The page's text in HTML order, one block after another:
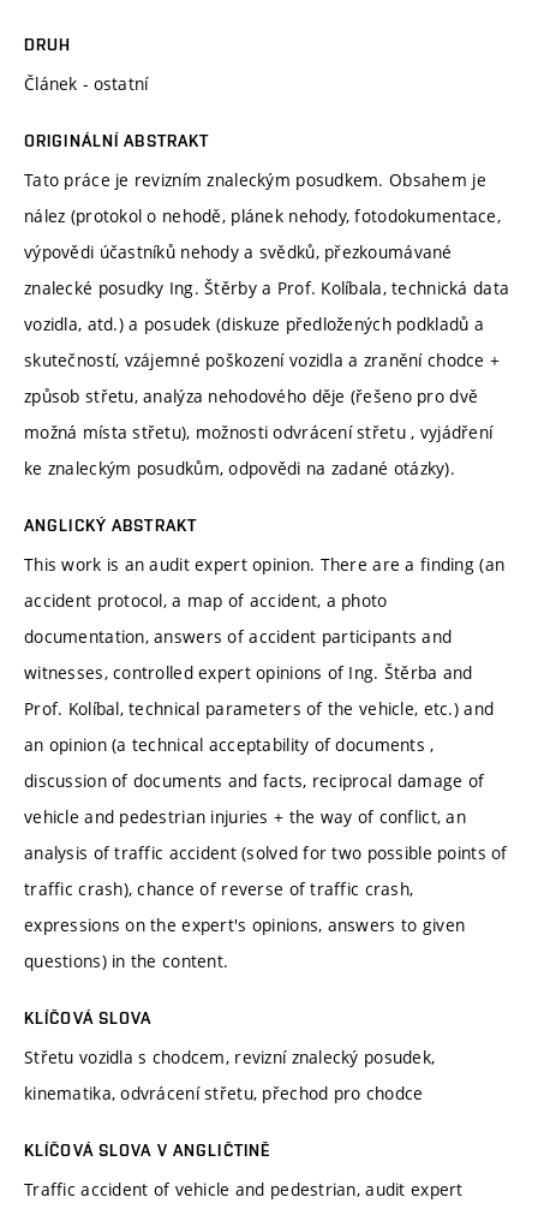
DRUH
Článek - ostatní
ORIGINÁLNÍ ABSTRAKT
Tato práce je revizním znaleckým posudkem. Obsahem je
nález (protokol o nehodě, plánek nehody, fotodokumentace,
výpovědi účastníků nehody a svědků, přezkoumávané
znalecké posudky Ing. Štěrby a Prof. Kolíbala, technická data
vozidla, atd.) a posudek (diskuze předložených podkladů a
skutečností, vzájemné poškození vozidla a zranění chodce +
způsob střetu, analýza nehodového děje (řešeno pro dvě
možná místa střetu), možnosti odvrácení střetu , vyjádření
ke znaleckým posudkům, odpovědi na zadané otázky).
ANGLICKÝ ABSTRAKT
This work is an audit expert opinion. There are a finding (an
accident protocol, a map of accident, a photo
documentation, answers of accident participants and
witnesses, controlled expert opinions of Ing. Štěrba and
Prof. Kolíbal, technical parameters of the vehicle, etc.) and
an opinion (a technical acceptability of documents ,
discussion of documents and facts, reciprocal damage of
vehicle and pedestrian injuries + the way of conflict, an
analysis of traffic accident (solved for two possible points of
traffic crash), chance of reverse of traffic crash,
expressions on the expert's opinions, answers to given
questions) in the content.
KLÍČOVÁ SLOVA
Střetu vozidla s chodcem, revizní znalecký posudek,
kinematika, odvrácení střetu, přechod pro chodce
KLÍČOVÁ SLOVA V ANGLIČTINĚ
Traffic accident of vehicle and pedestrian, audit expert